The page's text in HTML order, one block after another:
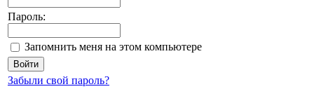
Пароль:
Запомнить меня на этом компьютере
Забыли свой пароль?